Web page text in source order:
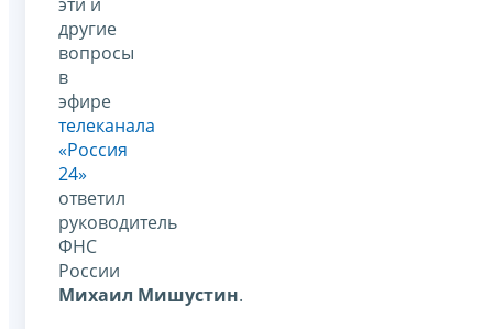
другие
вопросы
в
эфире
телеканала
«Россия
24»
ответил
руководитель
ФНС
России
Михаил Мишустин.